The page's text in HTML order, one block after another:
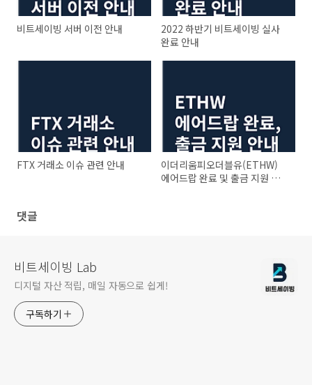
비트세이빙 서버 이전 안내
2022 하반기 비트세이빙 실사
완료 안내
FTX 거래소 이슈 관련 안내
이더리움피오더블유(ETHW)
에어드랍 완료 및 출금 지원 안
댓글
비트세이빙 Lab
디지털 자산 적립, 매일 자동으로 쉽게!
구독하기